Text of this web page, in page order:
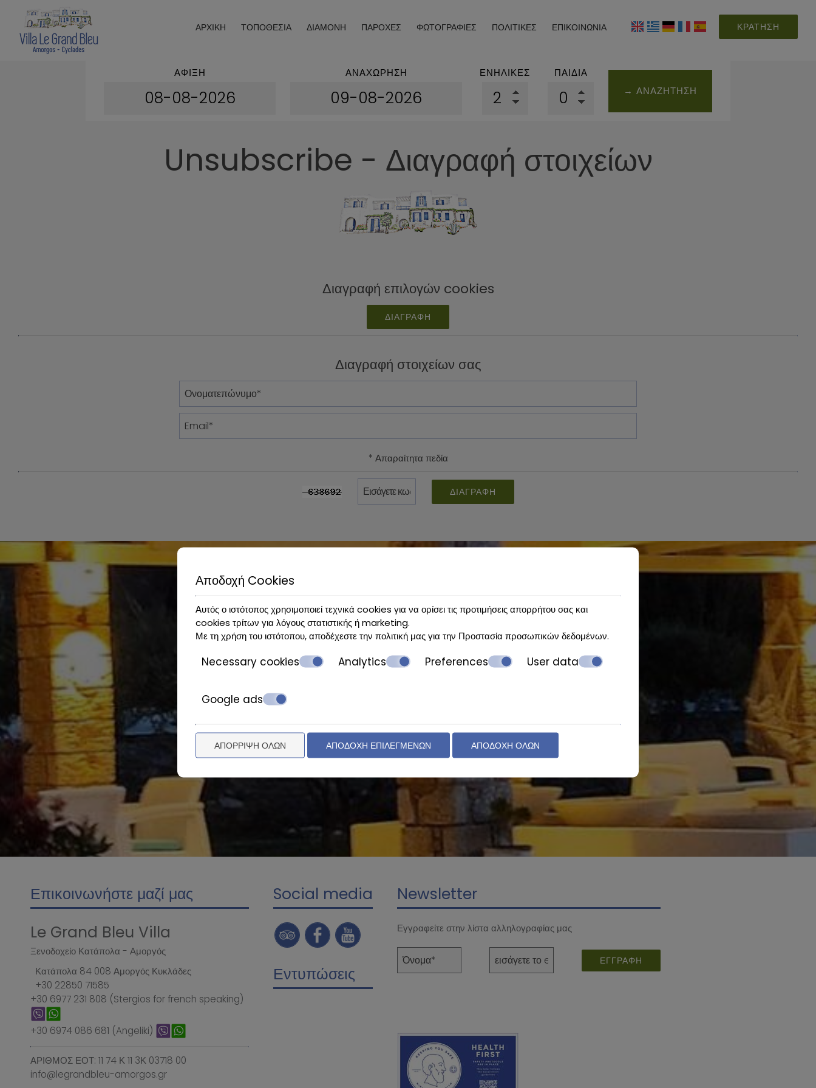
ΚΡΆΤΗΣΗ
ΑΡΧΙΚΉ ΤΟΠΟΘΕΣΊΑ ΔΙΑΜΟΝΉ ΠΑΡΟΧΈΣ ΦΩΤΟΓΡΑΦΊΕΣ ΠΟΛΙΤΙΚΈΣ ΕΠΙΚΟΙΝΩΝΊΑ
ΆΦΙΞΗ ΑΝΑΧΏΡΗΣΗ ΕΝΉΛΙΚΕΣ
ΠΑΙΔΙΆ
→ ΑΝΑΖΉΤΗΣΗ
Unsubscribe - Διαγραφή στοιχείων
Διαγραφή επιλογών cookies
ΔΙΑΓΡΑΦΉ
Διαγραφή στοιχείων σας
* Απαραίτητα πεδία
ΔΙΑΓΡΑΦΉ
Κάντε κράτηση
Επικοινωνήστε μαζί μας
Le Grand Bleu Villa
Ξενοδοχείο Κατάπολα - Αμοργός
Κατάπολα 84 008 Αμοργός Κυκλάδες
+30 22850 71585
+30 6977 231 808 (Stergios for french speaking)
+30 6974 086 681 (Angeliki)
ΑΡΙΘΜΟΣ ΕΟΤ: 11 74 Κ 11 3Κ 03718 00
info@legrandbleu-amorgos.gr
Social media
Εντυπώσεις
Newsletter
Εγγραφείτε στην λίστα αλληλογραφίας μας
ΕΓΓΡΑΦΉ
Αποδοχή Cookies
Αυτός ο ιστότοπος χρησιμοποιεί τεχνικά cookies για να ορίσει τις προτιμήσεις απορρήτου σας και
cookies τρίτων για λόγους στατιστικής ή marketing.
Με τη χρήση του ιστότοπου, αποδέχεστε την πολιτική μας για την Προστασία προσωπικών δεδομένων.
Necessary cookies Analytics Preferences User data
Google ads
ΑΠΌΡΡΙΨΗ ΌΛΩΝ ΑΠΟΔΟΧΉ ΕΠΙΛΕΓΜΈΝΩΝ ΑΠΟΔΟΧΉ ΌΛΩΝ